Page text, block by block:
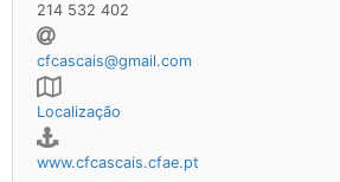
214 532 402
cfcascais@gmail.com
Localização
www.cfcascais.cfae.pt